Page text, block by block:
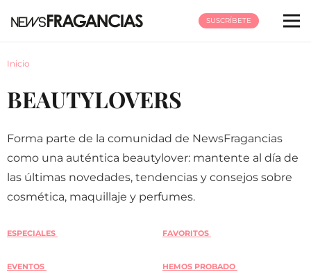
SUSCRÍBETE
Inicio
BEAUTYLOVERS
Forma parte de la comunidad de NewsFragancias
como una auténtica beautylover: mantente al día de
las últimas novedades, tendencias y consejos sobre
cosmética, maquillaje y perfumes.
ESPECIALES FAVORITOS
EVENTOS HEMOS PROBADO